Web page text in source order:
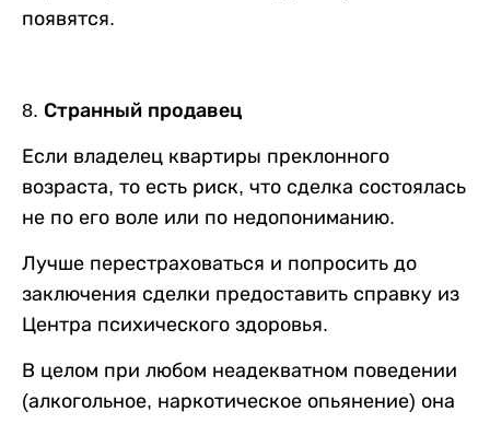
появятся.
8. Странный продавец
Если владелец квартиры преклонного
возраста, то есть риск, что сделка состоялась
не по его воле или по недопониманию.
Лучше перестраховаться и попросить до
заключения сделки предоставить справку из
Центра психического здоровья.
В целом при любом неадекватном поведении
(алкогольное, наркотическое опьянение) она